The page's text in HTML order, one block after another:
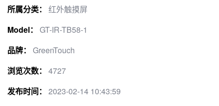
所属分类：
红外触摸屏
Model：
GT-IR-TB58-1
品牌：
GreenTouch
浏览次数：
4727
发布时间：
2023-02-14 10:43:59